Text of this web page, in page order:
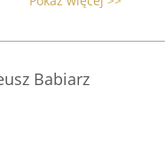
Babiarz